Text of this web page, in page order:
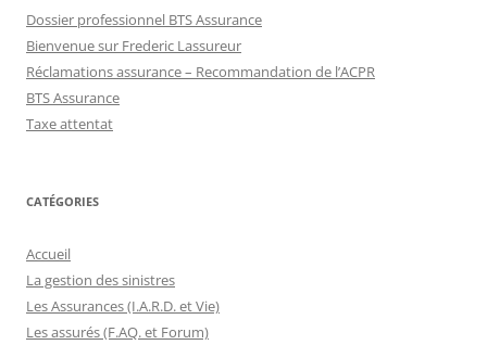
Dossier professionnel BTS Assurance
Bienvenue sur Frederic Lassureur
Réclamations assurance – Recommandation de l’ACPR
BTS Assurance
Taxe attentat
CATÉGORIES
Accueil
La gestion des sinistres
Les Assurances (I.A.R.D. et Vie)
Les assurés (F.AQ. et Forum)